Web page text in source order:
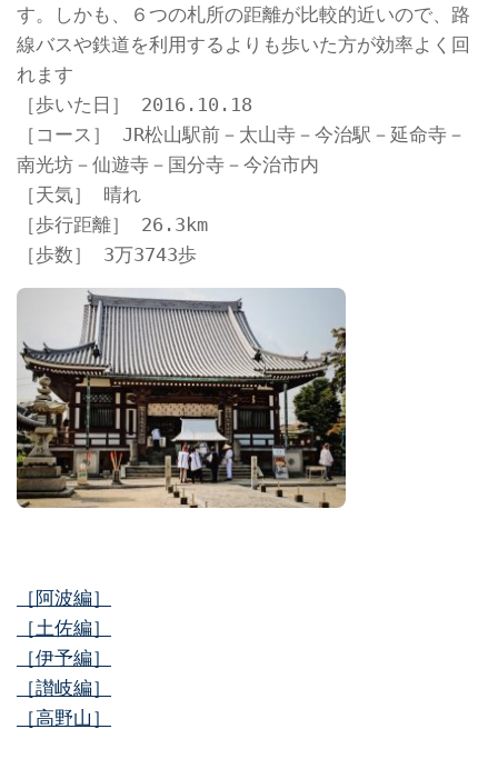
す。しかも、６つの札所の距離が比較的近いので、路
線バスや鉄道を利用するよりも歩いた方が効率よく回
れます
［歩いた日］ 2016.10.18
［コース］ JR松山駅前－太山寺－今治駅－延命寺－
南光坊－仙遊寺－国分寺－今治市内
［天気］ 晴れ
［歩行距離］ 26.3km
［歩数］ 3万3743歩
［阿波編］
［土佐編］
［伊予編］
［讃岐編］
［高野山］